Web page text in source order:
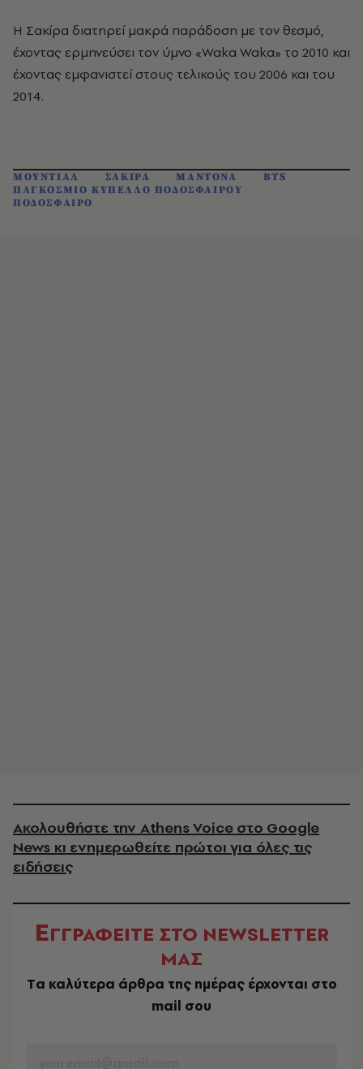
Η Σακίρα διατηρεί μακρά παράδοση με τον θεσμό,
έχοντας ερμηνεύσει τον ύμνο «Waka Waka» το 2010 και
έχοντας εμφανιστεί στους τελικούς του 2006 και του
2014.
ΜΟΥΝΤΙΑΛ ΣΑΚΙΡΑ ΜΑΝΤΟΝΑ
BTS
ΠΑΓΚΟΣΜΙΟ ΚΥΠΕΛΛΟ ΠΟΔΟΣΦΑΙΡΟΥ
ΠΟΔΟΣΦΑΙΡΟ
Ακολουθήστε την Athens Voice στο Google
News κι ενημερωθείτε πρώτοι για όλες τις
ειδήσεις
ΕΓΓΡΑΦΕΙΤΕ ΣΤΟ NEWSLETTER
ΜΑΣ
Tα καλύτερα άρθρα της ημέρας έρχονται στο
mail σου